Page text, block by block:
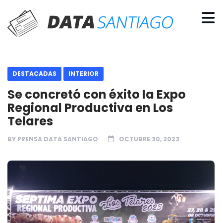
DESTACADAS INTERIOR
Se concretó con éxito la Expo
Regional Productiva en Los
Telares
BY PRENSA DATA SANTIAGO OCTUBRE 30, 2023